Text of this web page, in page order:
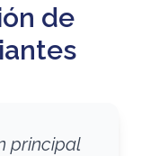
de
principal